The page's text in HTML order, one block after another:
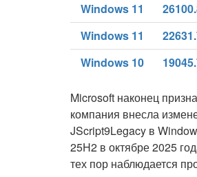
Windows 11
Windows 11
Windows 10
Microsoft наконец
компания внесла
JScript9Legacy в
25H2 в октябре 2025
тех пор наблюдается